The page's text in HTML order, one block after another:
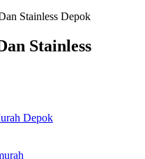
Stainless
Depok